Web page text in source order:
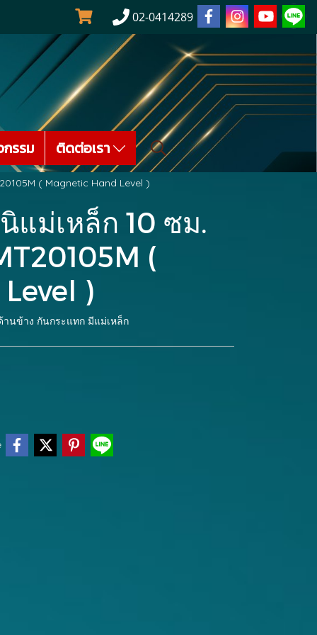
02-0414289
รรม ติดต่อเรา
( Magnetic Hand Level )
แม่เหล็ก 10 ซม.
(
)
นข้าง กันกระแทก มีแม่เหล็ก